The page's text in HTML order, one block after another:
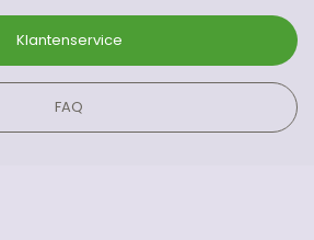
Klantenservice
FAQ